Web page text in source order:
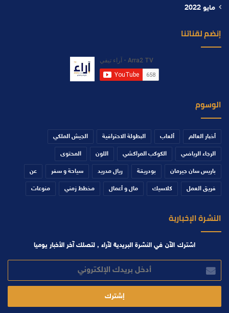
مايو 2022
إنضم لقناتنا
الوسوم
أخبار العالم ألعاب البطولة الاحترافية الجيش الملكي
الرجاء الرياضي الكوكب المراكشي اللون المحتوى
باريس سان جيرمان بودريقة ريال مدريد سياحة و سفر عن
فريق العمل كلاسيك مال و أعمال مخطط زمني منوعات
النشرة الإخبارية
اشترك الآن في النشرة البريدية لآراء , لتصلك آخر الأخبار يوميا
أدخل
بريدك
الإلكتروني